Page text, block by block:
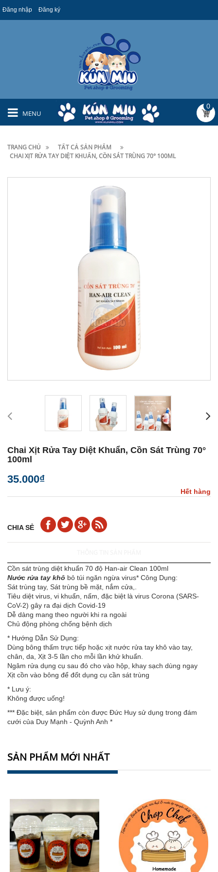
Đăng nhập Đăng ký
MENU
0
TRANG CHỦ
TẤT CẢ SẢN PHẨM
CHAI XỊT RỬA TAY DIỆT KHUẨN, CỒN SÁT TRÙNG 70° 100ML
Chai Xịt Rửa Tay Diệt Khuẩn, Cồn Sát Trùng 70°
100ml
35.000₫
Hết hàng
CHIA SẺ
Cồn sát trùng diệt khuẩn 70 độ Han-air Clean 100ml
Nước rửa tay khô bỏ túi ngăn ngừa virus* Công Dụng:
Sát trùng tay, Sát trùng bề mặt, nắm cửa,.
Tiêu diệt virus, vi khuẩn, nấm, đặc biệt là virus Corona (SARS-
CoV-2) gây ra đại dịch Covid-19
Dễ dàng mang theo người khi ra ngoài
Chủ động phòng chống bệnh dịch
* Hướng Dẫn Sử Dụng:
Dùng bông thấm trực tiếp hoặc xịt nước rửa tay khô vào tay,
chân, da, Xịt 3-5 lần cho mỗi lần khử khuẩn.
Ngâm rửa dụng cụ sau đó cho vào hộp, khay sạch dùng ngay
Xịt cồn vào bông để đốt dụng cụ cần sát trùng
* Lưu ý:
Không được uống!
*** Đặc biệt, sản phẩm còn được Đức Huy sử dụng trong đám
cưới của Duy Mạnh - Quỳnh Anh *
SẢN PHẨM MỚI NHẤT